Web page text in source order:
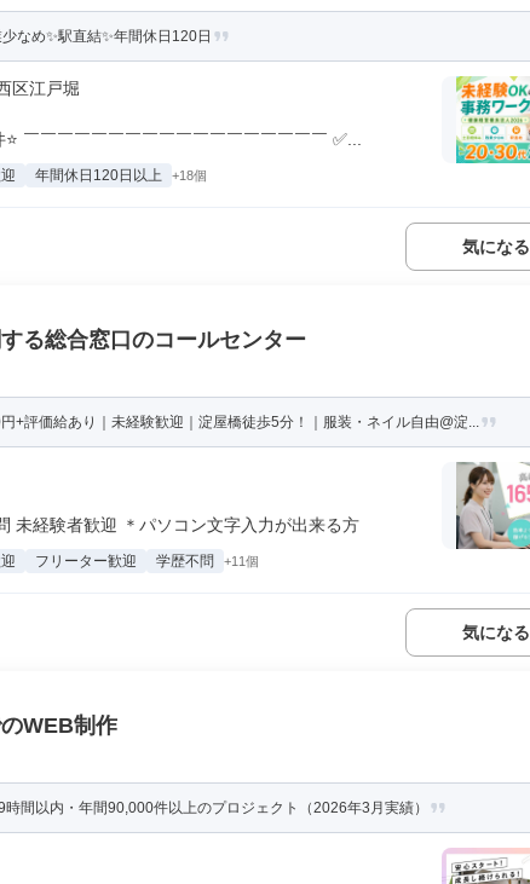
なめ✨駅直結✨年間休日120日
区江戸堀
￣￣￣￣￣￣￣￣￣￣￣￣￣￣￣￣￣￣ ✅...
年間休日120日以上 +18個
気になる
る総合窓口のコールセンター
評価給あり｜未経験歓迎｜淀屋橋徒歩5分！｜服装・ネイル自由@淀...
未経験者歓迎 ＊パソコン文字入力が出来る方
フリーター歓迎 学歴不問 +11個
気になる
WEB制作
間以内・年間90,000件以上のプロジェクト（2026年3月実績）